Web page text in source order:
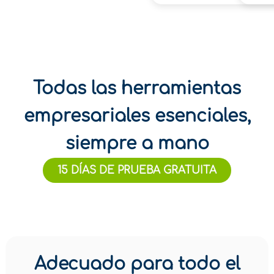
Todas las herramientas
empresariales esenciales,
siempre a mano
15 DÍAS DE PRUEBA GRATUITA
Adecuado para todo el